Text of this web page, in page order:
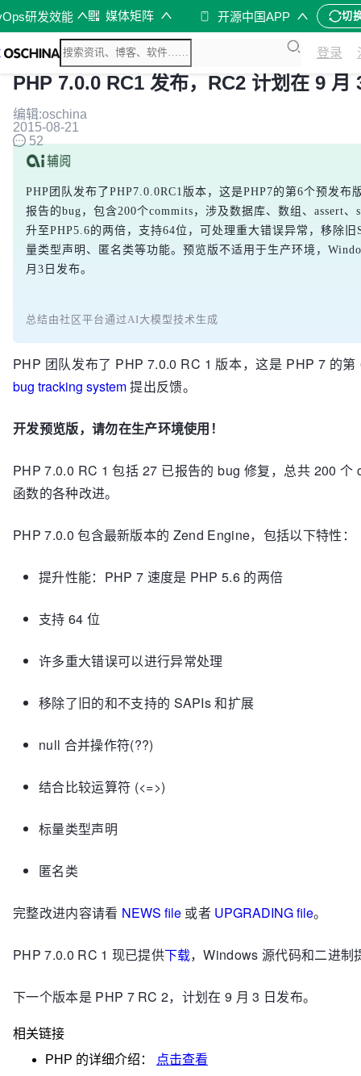
研发效能 媒体矩阵 开源中国APP 切
登录
PHP 7.0.0 RC1 发布，RC2 计划在 9 月
编辑:oschina
2015-08-21
52
PHP团队发布了PHP7.0.0RC1版本，这是PHP7的第6个预发
报告的bug，包含200个commits，涉及数据库、数组、assert
升至PHP5.6的两倍，支持64位，可处理重大错误异常，移除
量类型声明、匿名类等功能。预览版不适用于生产环境，
月3日发布。
总结由社区平台通过AI大模型技术生成
PHP 团队发布了 PHP 7.0.0 RC 1 版本，这是 PHP 7 的
bug tracking system提出反馈。
开发预览版，请勿在生产环境使用！
PHP 7.0.0 RC 1 包括 27 已报告的 bug 修复，总共 200
函数的各种改进。
PHP 7.0.0 包含最新版本的 Zend Engine，包括以下特性：
提升性能：PHP 7 速度是 PHP 5.6 的两倍
支持 64 位
许多重大错误可以进行异常处理
移除了旧的和不支持的 SAPIs 和扩展
null 合并操作符(??)
结合比较运算符 (<=>)
标量类型声明
匿名类
完整改进内容请看 NEWS file或者 UPGRADING file。
PHP 7.0.0 RC 1 现已提供下载，Windows 源代码和二进制
下一个版本是 PHP 7 RC 2，计划在 9 月 3 日发布。
相关链接
PHP 的详细介绍：
点击查看